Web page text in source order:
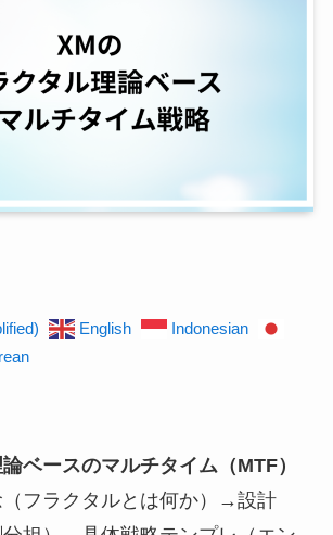
English
Indonesian
ベースのマルチタイム（MTF）
フラクタルとは何か）→設計